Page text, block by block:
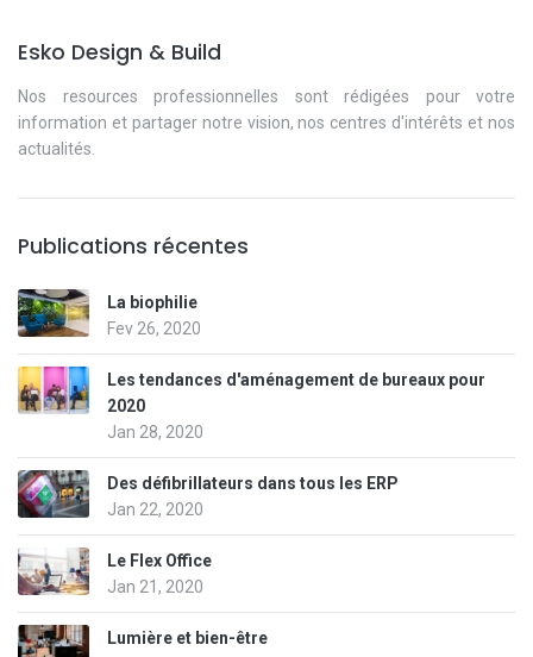
Esko Design & Build
Nos resources professionnelles sont rédigées pour votre
information et partager notre vision, nos centres d'intérêts et nos
actualités.
Publications récentes
La biophilie
Fev 26, 2020
Les tendances d'aménagement de bureaux pour
2020
Jan 28, 2020
Des défibrillateurs dans tous les ERP
Jan 22, 2020
Le Flex Office
Jan 21, 2020
Lumière et bien-être